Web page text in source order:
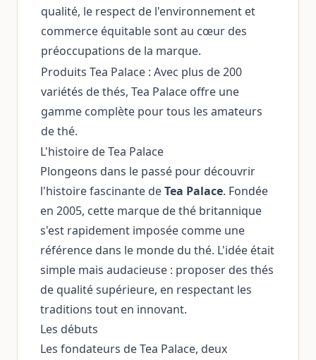
qualité, le respect de l'environnement et
commerce équitable sont au cœur des
préoccupations de la marque.
Produits Tea Palace : Avec plus de 200
variétés de thés, Tea Palace offre une
gamme complète pour tous les amateurs
de thé.
L'histoire de Tea Palace
Plongeons dans le passé pour découvrir
l'histoire fascinante deTea Palace. Fondée
en 2005, cette marque de thé britannique
s'est rapidement imposée comme une
référence dans le monde du thé. L'idée était
simple mais audacieuse : proposer des thés
de qualité supérieure, en respectant les
traditions tout en innovant.
Les débuts
Les fondateurs de Tea Palace, deux